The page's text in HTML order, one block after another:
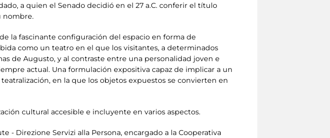
a quien el Senado decidió en el 27 a.C. conferir el título
nombre.
la fascinante configuración del espacio en forma de
como un teatro en el que los visitantes, a determinados
de Augusto, y al contraste entre una personalidad joven e
actual. Una formulación expositiva capaz de implicar a un
en la que los objetos expuestos se convierten en
cultural accesible e incluyente en varios aspectos.
- Direzione Servizi alla Persona, encargado a la Cooperativa